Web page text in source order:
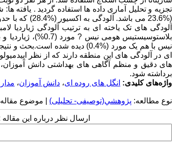
نیس با هم یک مورد (%0.4) دیده
ای در آلودگی های این منطقه دارند که از نظر
های دقیق و منظم آگاهی های بهداشتی دانش
برداشته شود.
واژه‌های کلیدی: انگل های روده ای، دانش آموزان،
نوع مطالعه: پژوهشي(توصیفی- تحلیلی) | موضوع
ارسال نظر درباره این